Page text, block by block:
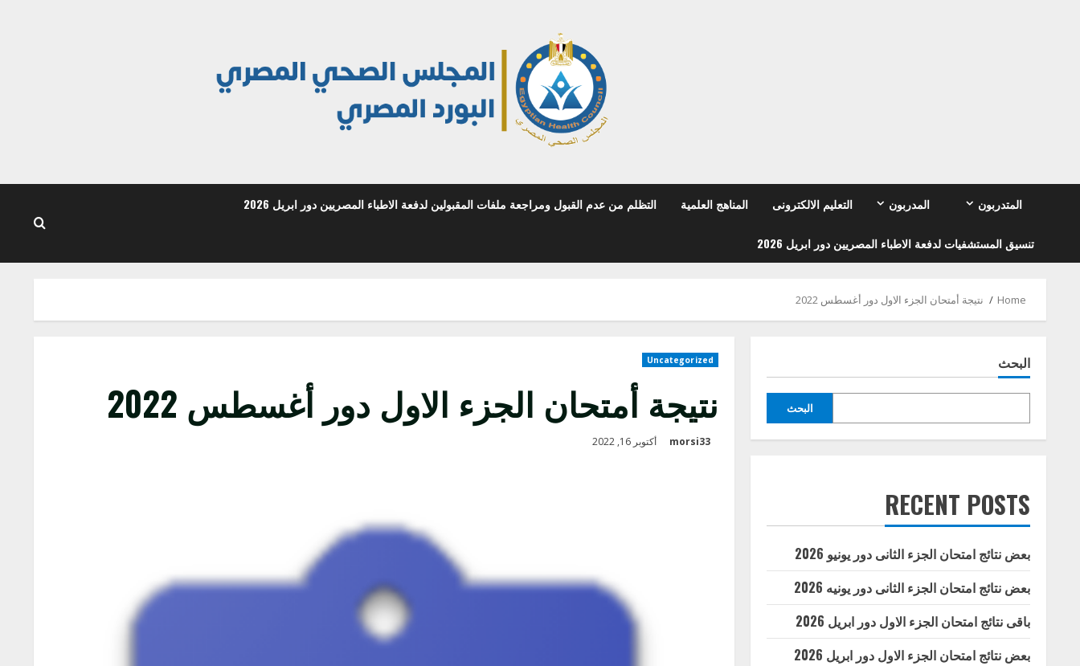
المتدربون المدربون التعليم الالكترونى المناهج العلمية التظلم من عدم القبول ومراجعة ملفات المقبولين لدفعة الاطباء المصريين دور ابريل 2026
تنسيق المستشفيات لدفعة الاطباء المصريين دور ابريل 2026
Home نتيجة أمتحان الجزء الاول دور أغسطس 2022
Uncategorized
نتيجة أمتحان الجزء الاول دور أغسطس 2022
morsi33 أكتوبر 16, 2022
البحث
البحث
RECENT POSTS
بعض نتائج امتحان الجزء الثانى دور يونيو 2026
بعض نتائج امتحان الجزء الثانى دور يونيه 2026
باقى نتائج امتحان الجزء الاول دور ابريل 2026
بعض نتائج امتحان الجزء الاول دور ابريل 2026